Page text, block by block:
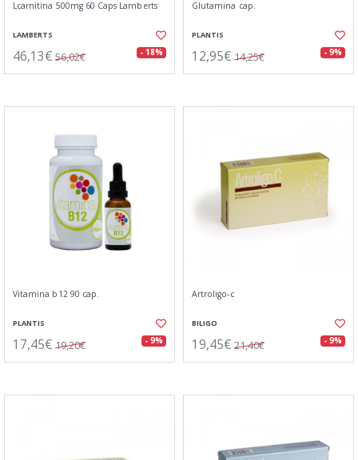
Lcarnitina 500mg 60 Caps Lamberts
LAMBERTS
46,13€ 56,02€ - 18%
Glutamina cap.
PLANTIS
12,95€ 14,25€ - 9%
Vitamina b12 90 cap.
PLANTIS
17,45€ 19,20€ - 9%
Artroligo-c
BILIGO
19,45€ 21,40€ - 9%